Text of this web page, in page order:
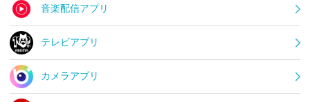
音楽配信アプリ
テレビアプリ
カメラアプリ